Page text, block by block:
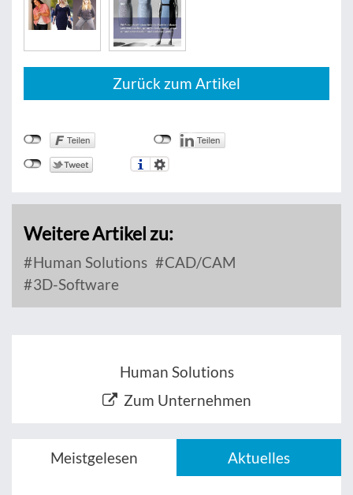
Zurück zum Artikel
Weitere Artikel zu:
Human Solutions
CAD/CAM
3D-Software
Human Solutions
Zum Unternehmen
Meistgelesen Aktuelles